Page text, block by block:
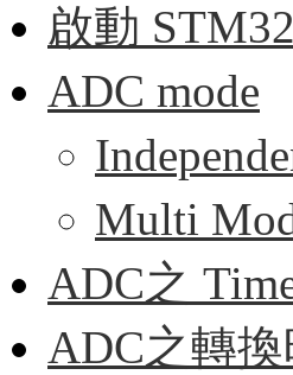
啟動
ADC mode
Multi
ADC之
ADC之轉換